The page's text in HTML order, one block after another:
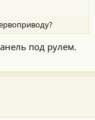
под рулем.